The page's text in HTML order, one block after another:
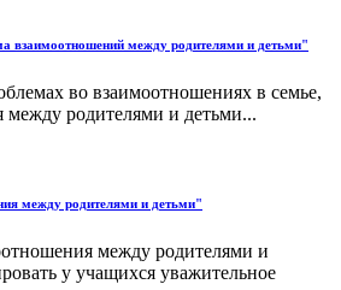
взаимоотношений между родителями и детьми"
во взаимоотношениях в семье,
родителями и детьми...
между родителями и детьми"
между родителями и
у учащихся уважительное